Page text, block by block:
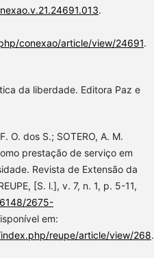
.
conexao/article/view/24691.
da liberdade. Editora Paz e
O. dos S.; SOTERO, A. M.
prestação de serviço em
Revista de Extensão da
[S. l.], v. 7, n. 1, p. 5-11,
2675-
em:
reupe/article/view/268.